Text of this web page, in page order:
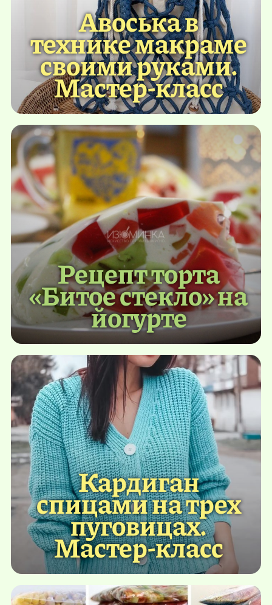
Авоська в
технике макраме
своими руками.
Мастер-класс
Рецепт торта
«Битое стекло» на
йогурте
Кардиган
спицами на трех
пуговицах.
Мастер-класс